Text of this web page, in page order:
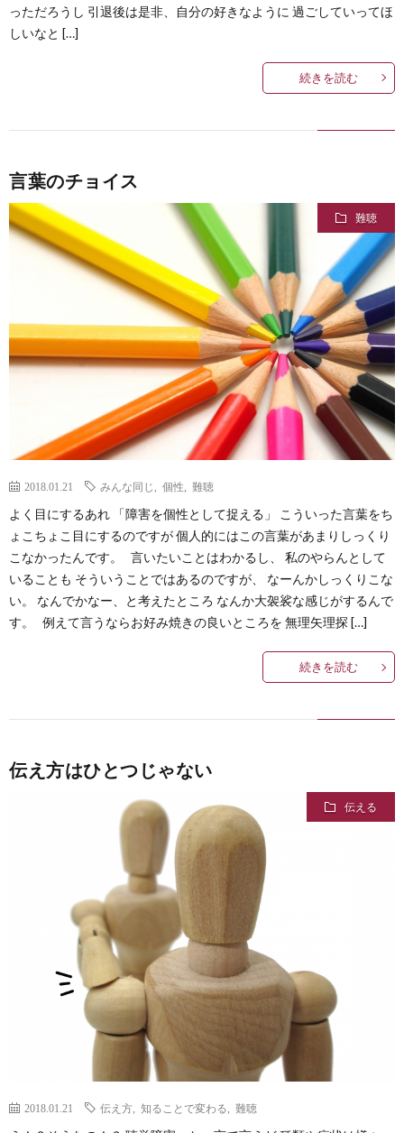
っただろうし 引退後は是非、自分の好きなように 過ごしていってほ
しいなと […]
続きを読む
言葉のチョイス
難聴
2018.01.21 みんな同じ 個性 難聴
よく目にするあれ 「障害を個性として捉える」 こういった言葉をち
ょこちょこ目にするのですが 個人的にはこの言葉があまりしっくり
こなかったんです。 言いたいことはわかるし、 私のやらんとして
いることも そういうことではあるのですが、 なーんかしっくりこな
い。 なんでかなー、と考えたところ なんか大袈裟な感じがするんで
す。 例えて言うならお好み焼きの良いところを 無理矢理探 […]
続きを読む
伝え方はひとつじゃない
伝える
2018.01.21 伝え方 知ることで変わる 難聴